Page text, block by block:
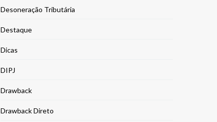
Desoneração Tributária
Destaque
Dicas
DIPJ
Drawback
Drawback Direto